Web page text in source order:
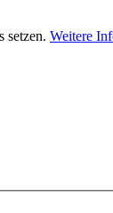
setzen. Weitere